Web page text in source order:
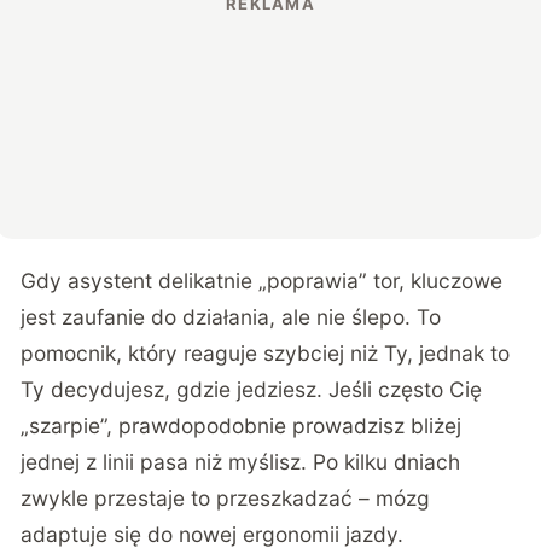
Gdy asystent delikatnie „poprawia” tor, kluczowe
jest zaufanie do działania, ale nie ślepo. To
pomocnik, który reaguje szybciej niż Ty, jednak to
Ty decydujesz, gdzie jedziesz. Jeśli często Cię
„szarpie”, prawdopodobnie prowadzisz bliżej
jednej z linii pasa niż myślisz. Po kilku dniach
zwykle przestaje to przeszkadzać – mózg
adaptuje się do nowej ergonomii jazdy.